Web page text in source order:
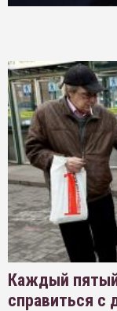
Каждый
справиться с